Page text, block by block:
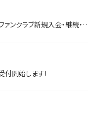
規入会・継続・お友達紹介キャンペーン実施決定!
付開始します!